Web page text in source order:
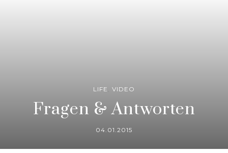
LIFE VIDEO
Fragen & Antworten
04.01.2015